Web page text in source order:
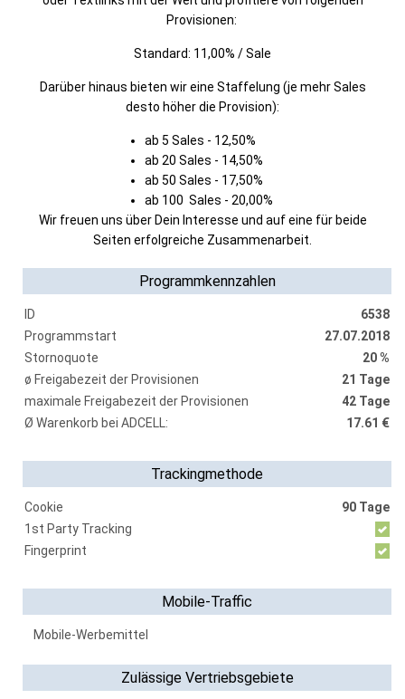
Provisionen:
Standard: 11,00% / Sale
Darüber hinaus bieten wir eine Staffelung (je mehr Sales
desto höher die Provision):
ab 5 Sales - 12,50%
ab 20 Sales - 14,50%
ab 50 Sales - 17,50%
ab 100 Sales - 20,00%
Wir freuen uns über Dein Interesse und auf eine für beide
Seiten erfolgreiche Zusammenarbeit.
Programmkennzahlen
ID
6538
Programmstart
27.07.2018
Stornoquote
20 %
ø Freigabezeit der Provisionen
21 Tage
maximale Freigabezeit der Provisionen
42 Tage
Ø Warenkorb bei ADCELL:
17.61 €
Trackingmethode
Cookie
90 Tage
1st Party Tracking
Fingerprint
Mobile-Traffic
Mobile-Werbemittel
Zulässige Vertriebsgebiete